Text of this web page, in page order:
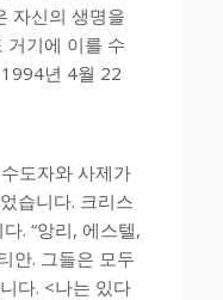
자신의 생명을
거기에 이를 수
1994년 4월 22
도자와 사제가
습니다. 크리스
. “앙리, 에스텔,
안. 그들은 모두
다. <나는 있다